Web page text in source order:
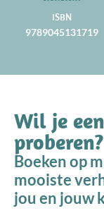
ISBN
9789045131719
Wil je
proberen?
Boeken op
mooiste
jou en jouw